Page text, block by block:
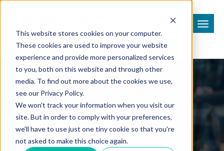
This website stores cookies on your computer.
These cookies are used to improve your website
experience and provide more personalized services
to you, both on this website and through other
media. To find out more about the cookies we use,
see our Privacy Policy.
We won't track your information when you visit our
site. But in order to comply with your preferences,
we'll have to use just one tiny cookie so that you're
not asked to make this choice again.
Corporativo